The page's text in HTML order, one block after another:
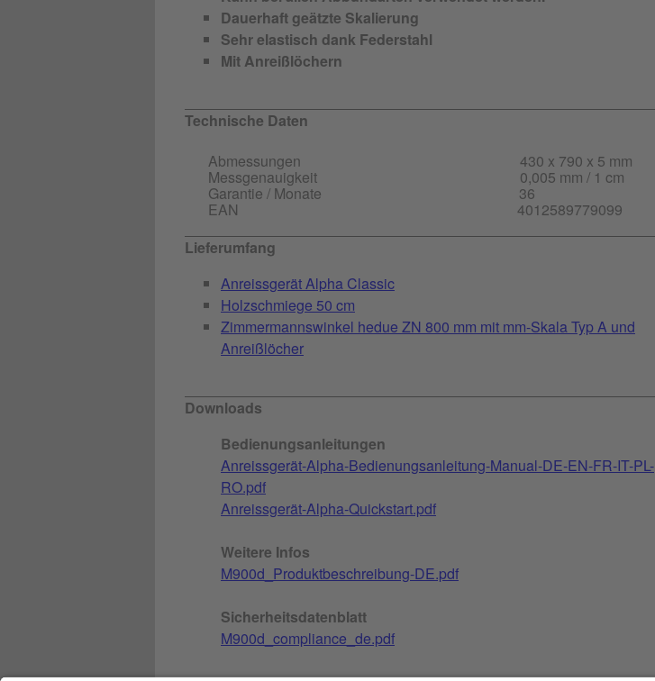
Dauerhaft geätzte Skalierung
Sehr elastisch dank Federstahl
Mit Anreißlöchern
Technische Daten
Abmessungen
430 x 790 x 5 mm
Messgenauigkeit 0,005 mm / 1 cm
Garantie / Monate 36
EAN
4012589779099
Lieferumfang
Anreissgerät Alpha Classic
Holzschmiege 50 cm
Zimmermannswinkel hedue ZN 800 mm mit mm-Skala Typ A und
Anreißlöcher
Downloads
Bedienungsanleitungen
Anreissgerät-Alpha-Bedienungsanleitung-Manual-DE-EN-FR-IT-PL-
RO.pdf
Anreissgerät-Alpha-Quickstart.pdf
Weitere Infos
M900d_Produktbeschreibung-DE.pdf
Sicherheitsdatenblatt
M900d_compliance_de.pdf